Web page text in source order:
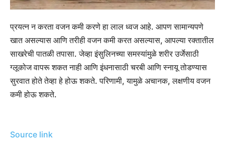
प्रयत्न न करता वजन कमी करणे हा लाल ध्वज आहे. आपण सामान्यपणे
खात असल्यास आणि तरीही वजन कमी करत असल्यास, आपल्या रक्तातील
साखरेची पातळी तपासा. जेव्हा इंसुलिनच्या समस्यांमुळे शरीर उर्जेसाठी
ग्लूकोज वापरू शकत नाही आणि इंधनासाठी चरबी आणि स्नायू तोडण्यास
सुरवात होते तेव्हा हे होऊ शकते. परिणामी, यामुळे अचानक, लक्षणीय वजन
कमी होऊ शकते.
Source link